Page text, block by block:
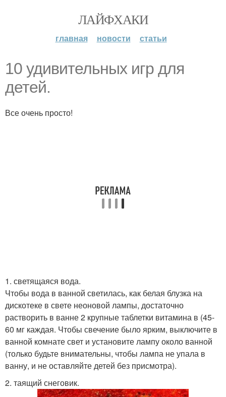
ЛАЙФХАКИ
главная новости статьи
10 удивительных игр для
детей.
Все очень просто!
1. светящаяся вода.
Чтобы вода в ванной светилась, как белая блузка на
дискотеке в свете неоновой лампы, достаточно
растворить в ванне 2 крупные таблетки витамина в (45-
60 мг каждая. Чтобы свечение было ярким, выключите в
ванной комнате свет и установите лампу около ванной
(только будьте внимательны, чтобы лампа не упала в
ванну, и не оставляйте детей без присмотра).
2. таящий снеговик.